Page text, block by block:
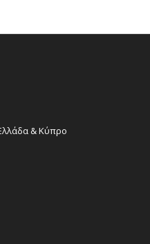
& Κύπρο